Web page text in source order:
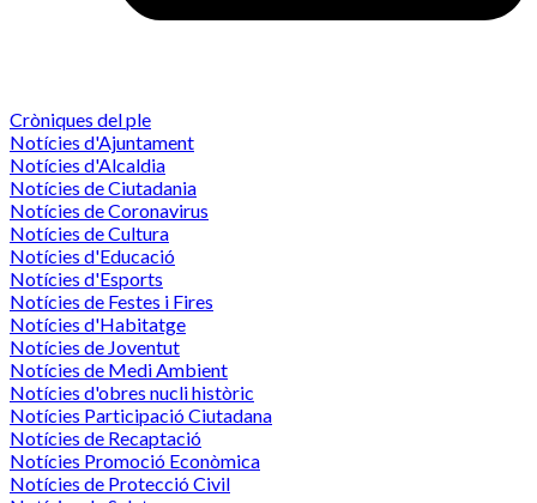
Cròniques del ple
Notícies d'Ajuntament
Notícies d'Alcaldia
Notícies de Ciutadania
Notícies de Coronavirus
Notícies de Cultura
Notícies d'Educació
Notícies d'Esports
Notícies de Festes i Fires
Notícies d'Habitatge
Notícies de Joventut
Notícies de Medi Ambient
Notícies d'obres nucli històric
Notícies Participació Ciutadana
Notícies de Recaptació
Notícies Promoció Econòmica
Notícies de Protecció Civil